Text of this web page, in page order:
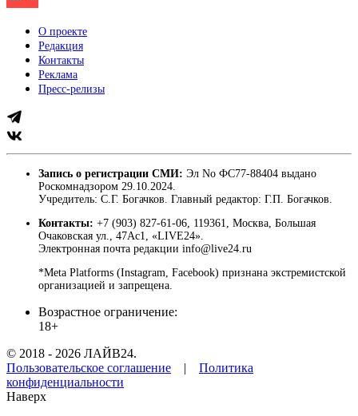
О проекте
Редакция
Контакты
Реклама
Пресс-релизы
Запись о регистрации СМИ: Эл No ФС77-88404 выдано
Роскомнадзором 29.10.2024.
Учредитель: С.Г. Богачков. Главный редактор: Г.П. Богачков.
Контакты: +7 (903) 827-61-06, 119361, Москва, Большая
Очаковская ул., 47Ас1, «LIVE24».
Электронная почта редакции info@live24.ru
*Meta Platforms (Instagram, Facebook) признана экстремистской
организацией и запрещена.
Возрастное ограничение:
18+
© 2018 - 2026 ЛАЙВ24.
Пользовательское соглашение | Политика
конфиденциальности
Наверх